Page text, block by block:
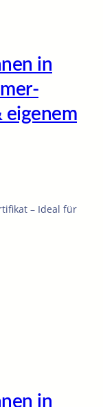
in
eigenem
– Ideal für
in